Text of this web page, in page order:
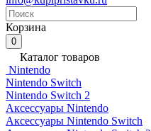
Корзина
0
Каталог товаров
Nintendo
Nintendo Switch
Nintendo Switch 2
Аксессуары Nintendo
Аксессуары Nintendo Switch